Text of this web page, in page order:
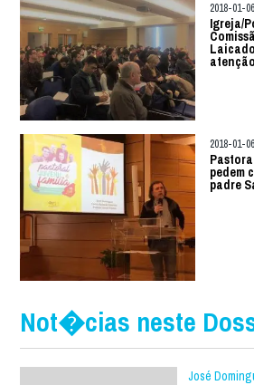
2018-01-06
Igreja/
2018-01-06
pedem
padre
Not�cias neste
José